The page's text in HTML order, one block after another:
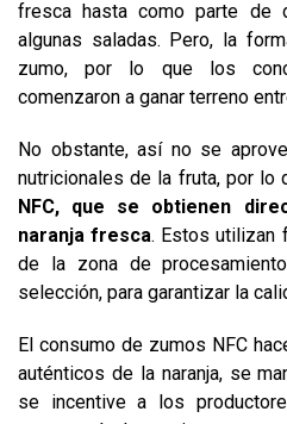
fresca hasta como parte de
algunas saladas. Pero, la
zumo, por lo que los
comenzaron a ganar terreno
No obstante, así no se
nutricionales de la fruta, por lo
NFC, que se obtienen
naranja fresca. Estos utilizan
de la zona de
selección, para garantizar la
El consumo de zumos NFC
auténticos de la naranja, se
se incentive a los